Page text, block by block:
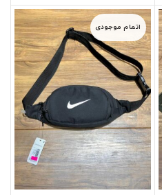
اتمام موجودی